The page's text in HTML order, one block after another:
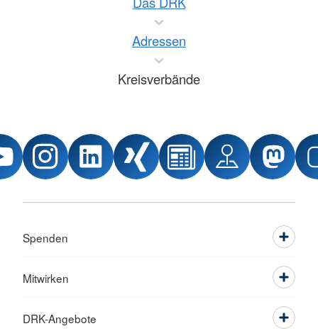
Adressen
Kreisverbände
Spenden
Mitwirken
DRK-Angebote